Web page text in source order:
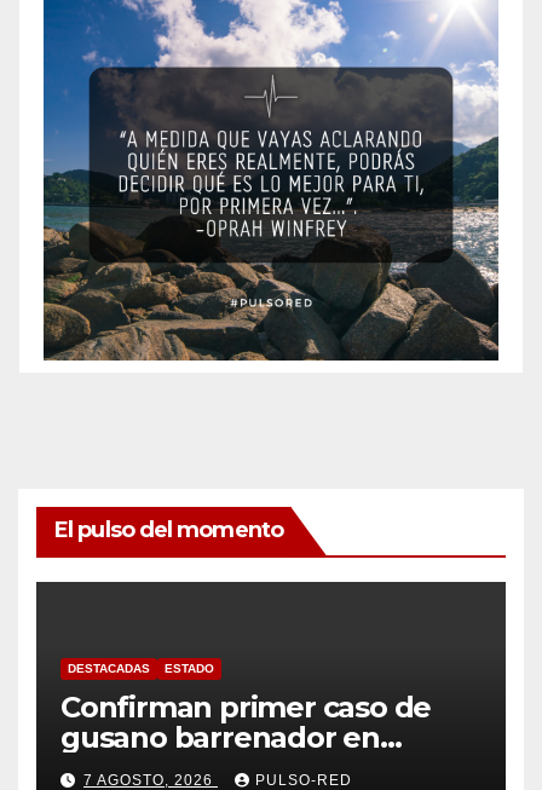
El pulso del momento
DESTACADAS ESTADO
Confirman primer caso de
gusano barrenador en
humano en Tlaxcala
7 AGOSTO, 2026 PULSO-RED